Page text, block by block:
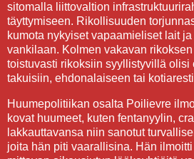
sitomalla liittovaltion
täyttymiseen. Rikollisuuden
kumota nykyiset vapaamieliset lait
vankilaan. Kolmen vakavan
toistuvasti rikoksiin syyllistyvillä olisi
takuisiin, ehdonalaiseen tai
Huumepolitiikan osalta Poilievre
kovat huumeet, kuten fentanyylin,
lakkauttavansa niin sanotut
joita hän piti vaarallisina. Hän